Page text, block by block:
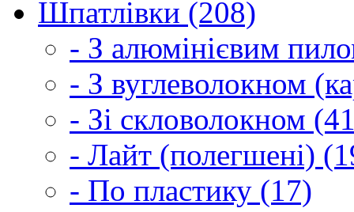
Шпатлівки (208)
- З алюмінієвим
- З вуглеволокном
- Зі скловолокном
- Лайт (полегшені)
- По пластику (17)